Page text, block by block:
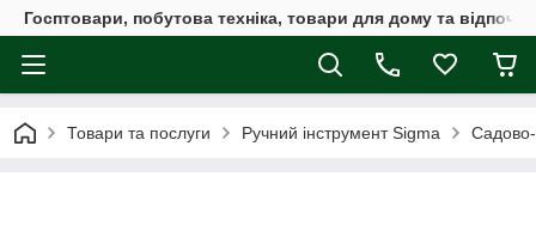
Госптовари, побутова техніка, товари для дому та
Товари та послуги Ручний інструмент Sigma Садово-